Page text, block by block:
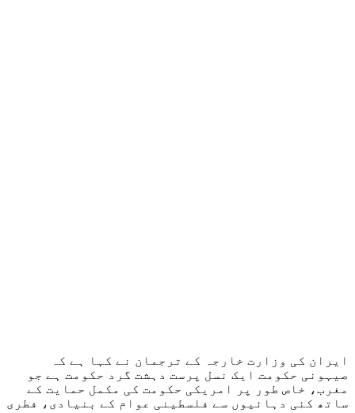
ایران کی وزارت خارجہ کے ترجمان نے کہا ہے کہ
صیہونی حکومت ایک نسل پرست دہشت گرد حکومت ہے جو
مغرب، خاص طور پر امریکی حکومت کی مکمل حمایت کے
ساتھ کئی دہائیوں سے فلسطینی عوام کے بنیادی، فطری